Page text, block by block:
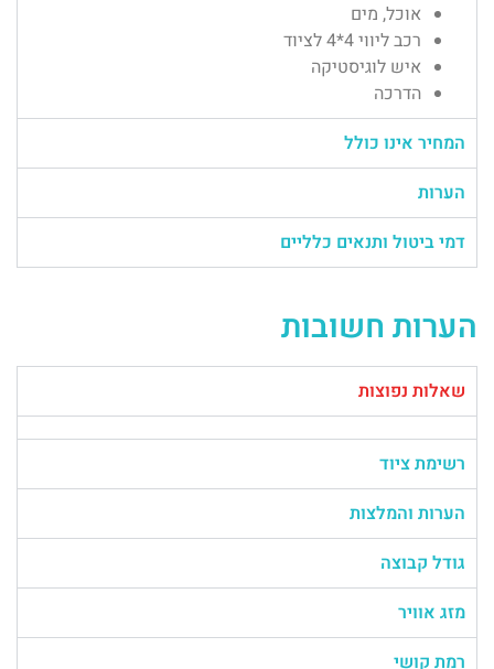
אוכל, מים
רכב ליווי 4*4 לציוד
איש לוגיסטיקה
הדרכה
המחיר אינו כולל
הערות
דמי ביטול ותנאים כלליים
הערות חשובות
שאלות נפוצות
רשימת ציוד
הערות והמלצות
גודל קבוצה
מזג אוויר
רמת קושי